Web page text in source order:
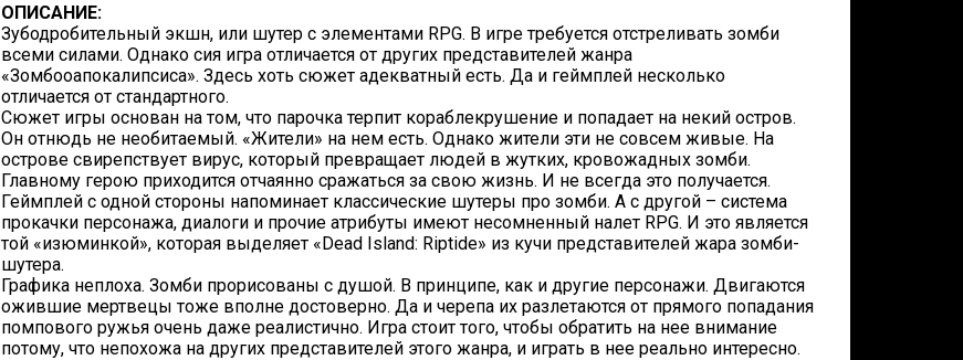
ОПИСАНИЕ:
Зубодробительный экшн, или шутер с элементами RPG. В игре требуется отстреливать зомби
всеми силами. Однако сия игра отличается от других представителей жанра
«Зомбооапокалипсиса». Здесь хоть сюжет адекватный есть. Да и геймплей несколько
отличается от стандартного.
Сюжет игры основан на том, что парочка терпит кораблекрушение и попадает на некий остров.
Он отнюдь не необитаемый. «Жители» на нем есть. Однако жители эти не совсем живые. На
острове свирепствует вирус, который превращает людей в жутких, кровожадных зомби.
Главному герою приходится отчаянно сражаться за свою жизнь. И не всегда это получается.
Геймплей с одной стороны напоминает классические шутеры про зомби. А с другой – система
прокачки персонажа, диалоги и прочие атрибуты имеют несомненный налет RPG. И это является
той «изюминкой», которая выделяет «Dead Island: Riptide» из кучи представителей жара зомби-
шутера.
Графика неплоха. Зомби прорисованы с душой. В принципе, как и другие персонажи. Двигаются
ожившие мертвецы тоже вполне достоверно. Да и черепа их разлетаются от прямого попадания
помпового ружья очень даже реалистично. Игра стоит того, чтобы обратить на нее внимание
потому, что непохожа на других представителей этого жанра, и играть в нее реально интересно.